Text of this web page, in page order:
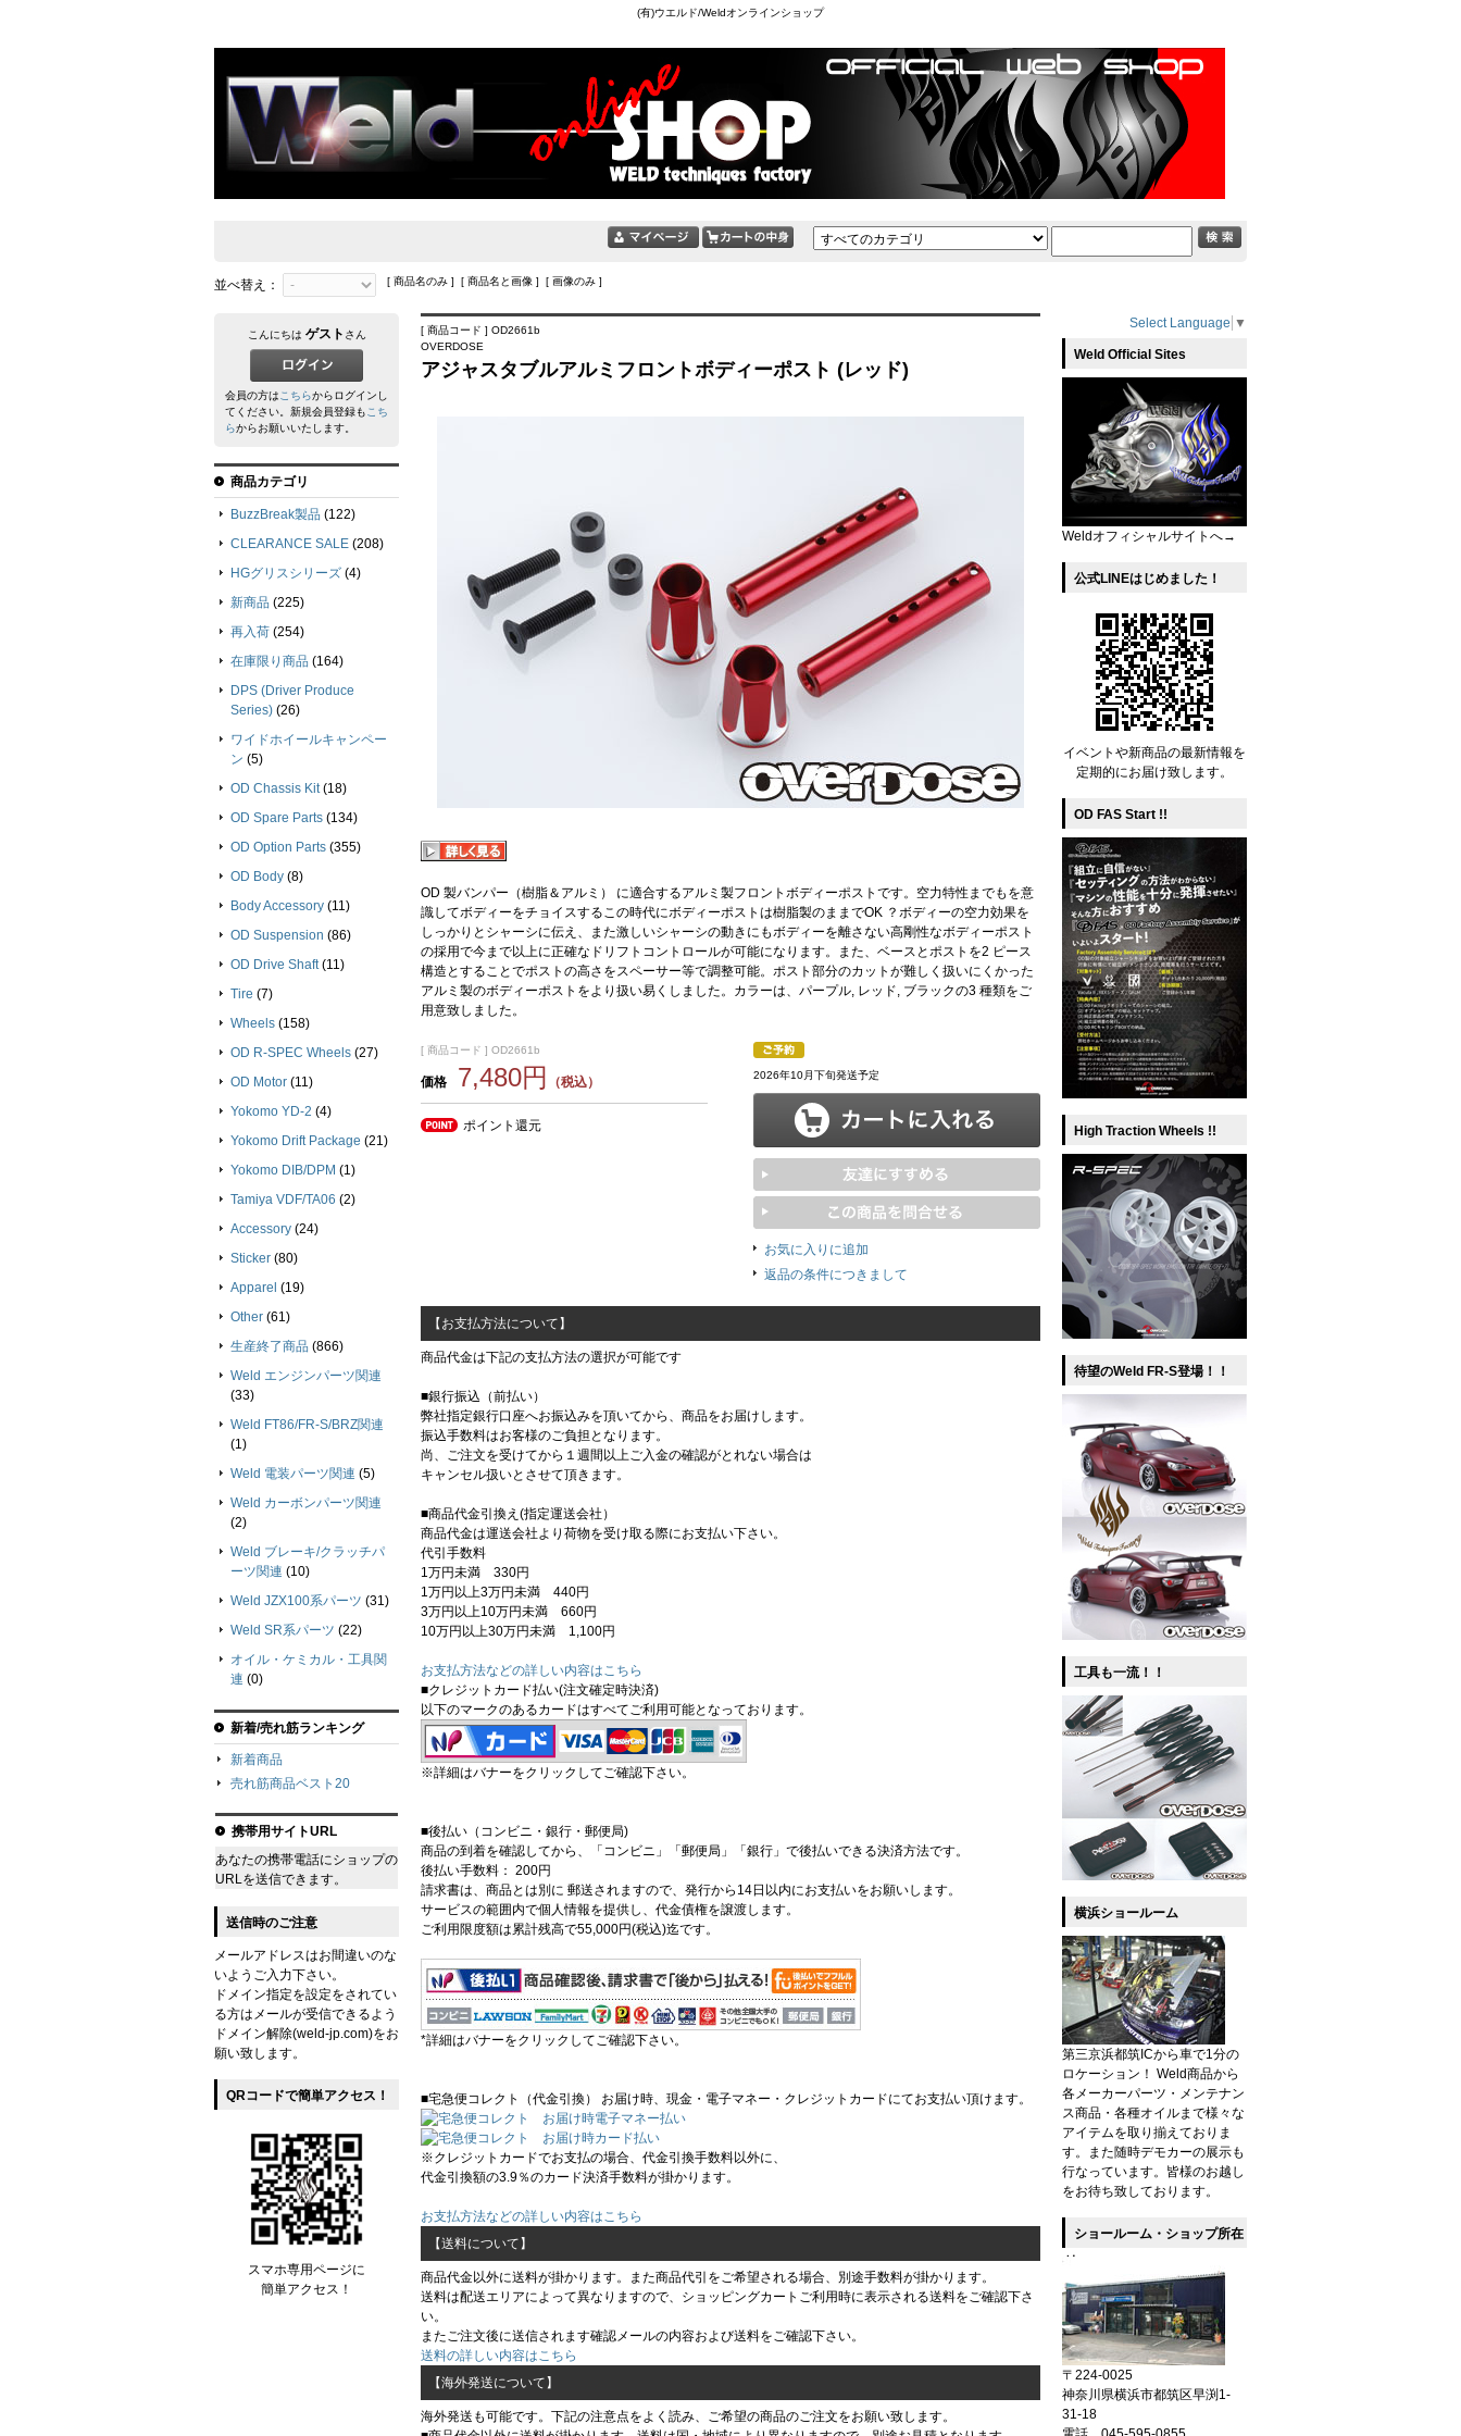
(有)ウエルド/Weldオンラインショップ
並べ替え： [ 商品名のみ ] [ 商品名と画像 ] [ 画像のみ ]
[ 商品コード ] OD2661b
OVERDOSE
アジャスタブルアルミフロントボディーポスト (レッド)
OD 製バンパー（樹脂＆アルミ） に適合するアルミ製フロントボディーポストです。空力特性までもを意
識してボディーをチョイスするこの時代にボディーポストは樹脂製のままでOK ？ボディーの空力効果を
しっかりとシャーシに伝え、また激しいシャーシの動きにもボディーを離さない高剛性なボディーポスト
の採用で今まで以上に正確なドリフトコントロールが可能になります。また、ベースとポストを2 ピース
構造とすることでポストの高さをスペーサー等で調整可能。ポスト部分のカットが難しく扱いにくかった
アルミ製のボディーポストをより扱い易くしました。カラーは、パープル, レッド, ブラックの3 種類をご
用意致しました。
[ 商品コード ] OD2661b
価格 7,480円 （税込）
ポイント還元
2026年10月下旬発送予定
お気に入りに追加
返品の条件につきまして
【お支払方法について】
商品代金は下記の支払方法の選択が可能です
■銀行振込（前払い）
弊社指定銀行口座へお振込みを頂いてから、商品をお届けします。
振込手数料はお客様のご負担となります。
尚、ご注文を受けてから１週間以上ご入金の確認がとれない場合は
キャンセル扱いとさせて頂きます。
■商品代金引換え(指定運送会社）
商品代金は運送会社より荷物を受け取る際にお支払い下さい。
代引手数料
1万円未満 330円
1万円以上3万円未満 440円
3万円以上10万円未満 660円
10万円以上30万円未満 1,100円
お支払方法などの詳しい内容はこちら
■クレジットカード払い(注文確定時決済)
以下のマークのあるカードはすべてご利用可能となっております。
※詳細はバナーをクリックしてご確認下さい。
■後払い（コンビニ・銀行・郵便局)
商品の到着を確認してから、「コンビニ」「郵便局」「銀行」で後払いできる決済方法です。
後払い手数料： 200円
請求書は、商品とは別に 郵送されますので、発行から14日以内にお支払いをお願いします。
サービスの範囲内で個人情報を提供し、代金債権を譲渡します。
ご利用限度額は累計残高で55,000円(税込)迄です。
*詳細はバナーをクリックしてご確認下さい。
■宅急便コレクト（代金引換） お届け時、現金・電子マネー・クレジットカードにてお支払い頂けます。
※クレジットカードでお支払の場合、代金引換手数料以外に、
代金引換額の3.9％のカード決済手数料が掛かります。
お支払方法などの詳しい内容はこちら
【送料について】
商品代金以外に送料が掛かります。また商品代引をご希望される場合、別途手数料が掛かります。
送料は配送エリアによって異なりますので、ショッピングカートご利用時に表示される送料をご確認下さ
い。
またご注文後に送信されます確認メールの内容および送料をご確認下さい。
送料の詳しい内容はこちら
【海外発送について】
海外発送も可能です。下記の注意点をよく読み、ご希望の商品のご注文をお願い致します。
こんにちは ゲスト さん
会員の方はこちらからログインし
てください。新規会員登録もこち
らからお願いいたします。
商品カテゴリ
BuzzBreak製品 (122)
CLEARANCE SALE (208)
HGグリスシリーズ (4)
新商品 (225)
再入荷 (254)
在庫限り商品 (164)
DPS (Driver Produce
Series) (26)
ワイドホイールキャンペー
ン (5)
OD Chassis Kit (18)
OD Spare Parts (134)
OD Option Parts (355)
OD Body (8)
Body Accessory (11)
OD Suspension (86)
OD Drive Shaft (11)
Tire (7)
Wheels (158)
OD R-SPEC Wheels (27)
OD Motor (11)
Yokomo YD-2 (4)
Yokomo Drift Package (21)
Yokomo DIB/DPM (1)
Tamiya VDF/TA06 (2)
Accessory (24)
Sticker (80)
Apparel (19)
Other (61)
生産終了商品 (866)
Weld エンジンパーツ関連
(33)
Weld FT86/FR-S/BRZ関連
(1)
Weld 電装パーツ関連 (5)
Weld カーボンパーツ関連
(2)
Weld ブレーキ/クラッチパ
ーツ関連 (10)
Weld JZX100系パーツ (31)
Weld SR系パーツ (22)
オイル・ケミカル・工具関
連 (0)
新着/売れ筋ランキング
新着商品
売れ筋商品ベスト20
携帯用サイトURL
あなたの携帯電話にショップの
URLを送信できます。
送信時のご注意
メールアドレスはお間違いのな
いようご入力下さい。
ドメイン指定を設定をされてい
る方はメールが受信できるよう
ドメイン解除(weld-jp.com)をお
願い致します。
QRコードで簡単アクセス！
スマホ専用ページに
簡単アクセス！
Select Language ▼
Weld Official Sites
Weldオフィシャルサイトへ→
公式LINEはじめました！
イベントや新商品の最新情報を
定期的にお届け致します。
OD FAS Start !!
High Traction Wheels !!
待望のWeld FR-S登場！！
工具も一流！！
横浜ショールーム
第三京浜都筑ICから車で1分の
ロケーション！ Weld商品から
各メーカーパーツ・メンテナン
ス商品・各種オイルまで様々な
アイテムを取り揃えておりま
す。また随時デモカーの展示も
行なっています。皆様のお越し
をお待ち致しております。
ショールーム・ショップ所在
〒224-0025
神奈川県横浜市都筑区早渕1-
31-18